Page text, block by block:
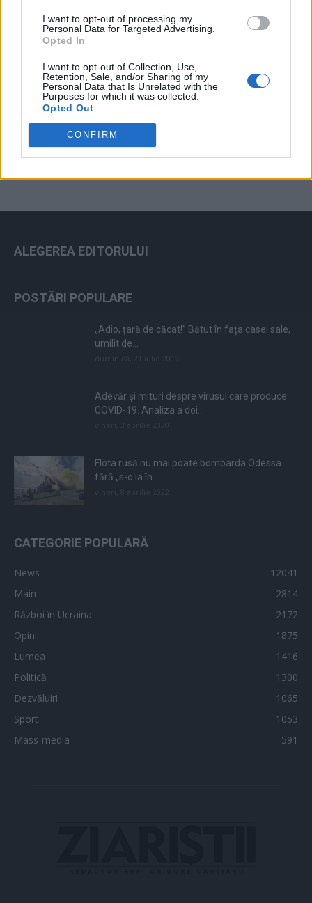
I want to opt-out of processing my
Personal Data for Targeted Advertising.
Opted In
I want to opt-out of Collection, Use,
Retention, Sale, and/or Sharing of my
Personal Data that Is Unrelated with the
Purposes for which it was collected.
Opted Out
CONFIRM ad
ALEGEREA EDITORULUI
POSTĂRI POPULARE
„Adio, țară de căcat!” Bătut în fața casei sale,
umilit de...
Adevăr și mituri despre virusul care produce
COVID-19. Analiza a doi...
Flota rusă nu mai poate bombarda Odessa
fără „s-o ia în...
CATEGORIE POPULARĂ
News
12041
Main
2814
Război în Ucraina
2172
Opinii
1875
Lumea
1416
Politică
1300
Dezvăluiri
1065
Sport
1053
Mass-media
591